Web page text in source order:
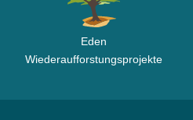
Eden
Wiederaufforstungsprojekte